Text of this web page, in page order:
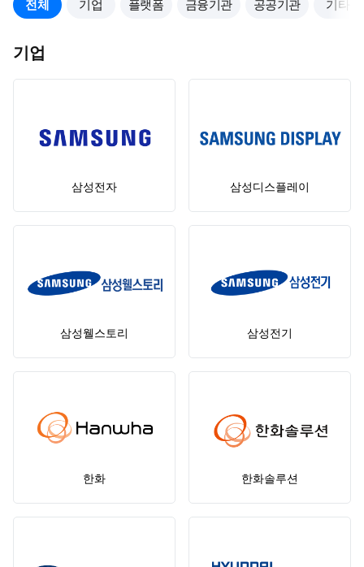
전체 기업 플랫폼 금융기관 공공기관 기타
기업
삼성전자 삼성디스플레이
삼성웰스토리 삼성전기
한화 한화솔루션